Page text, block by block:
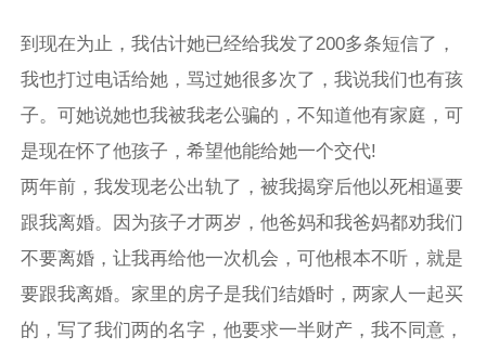
到现在为止，我估计她已经给我发了200多条短信了，
我也打过电话给她，骂过她很多次了，我说我们也有孩
子。可她说她也我被我老公骗的，不知道他有家庭，可
是现在怀了他孩子，希望他能给她一个交代!
两年前，我发现老公出轨了，被我揭穿后他以死相逼要
跟我离婚。因为孩子才两岁，他爸妈和我爸妈都劝我们
不要离婚，让我再给他一次机会，可他根本不听，就是
要跟我离婚。家里的房子是我们结婚时，两家人一起买
的，写了我们两的名字，他要求一半财产，我不同意，